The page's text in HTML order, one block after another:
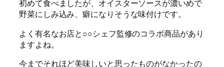
初めて食べましたが、オイスターソースが濃いめで
野菜にしみ込み、癖になりそうな味付けです。
よく有名なお店と○○シェフ監修のコラボ商品があり
ますよね。
今までそれほど美味しいと思ったものがなかったの